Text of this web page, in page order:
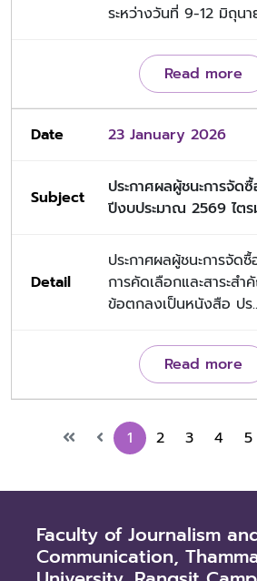
ระหว่างวันที่ 9-12 มิถุนา
Read more
23 January 2026
ประกาศผลผู้ชนะการจัด
ปีงบประมาณ 2569 ไตร
ประกาศผลผู้ชนะการจัด
การคัดเลือกและสาระ
ข้อตกลงเป็นหนังสือ ปร
Read more
1 2 3 4 5
Faculty of Journalism
Communication,